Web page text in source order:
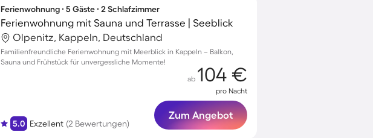
Ferienwohnung ∙ 5 Gäste ∙ 2 Schlafzimmer
Ferienwohnung mit Sauna und Terrasse | Seeblick
Olpenitz, Kappeln, Deutschland
Familienfreundliche Ferienwohnung mit Meerblick in Kappeln – Balkon,
Sauna und Frühstück für unvergessliche Momente!
5.0 Exzellent (2 Bewertungen)
ab 104 €
pro Nacht
Zum Angebot